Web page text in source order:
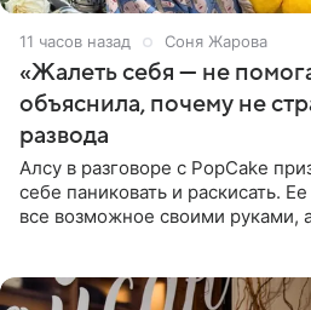
11 часов назад Соня Жарова
«Жалеть себя — не
объяснила, почему не
развода
Алсу в разговоре с PopCake
себе паниковать и раскисать.
все возможное своими руками,